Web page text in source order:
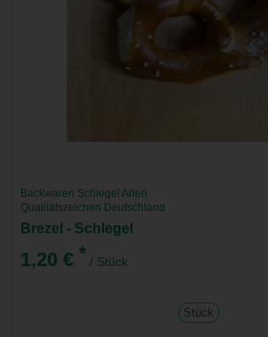
Backwaren Schlegel Arlen
Qualitätszeichen Deutschland
Brezel - Schlegel
1,20 € * / Stück
Stück